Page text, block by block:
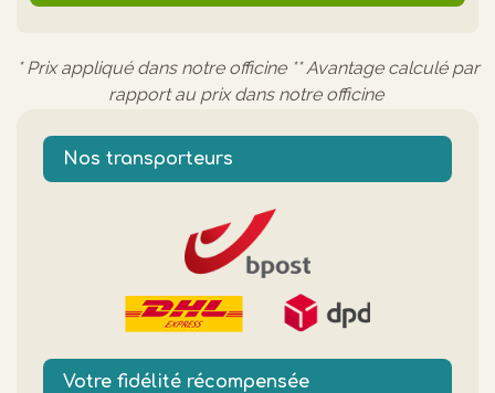
* Prix appliqué dans notre officine ** Avantage calculé par
rapport au prix dans notre officine
Nos transporteurs
Votre fidélité récompensée